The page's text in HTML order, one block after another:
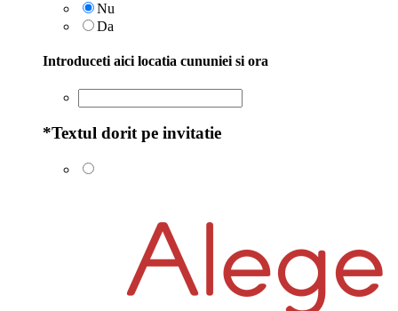
Nu
Da
Introduceti aici locatia cununiei si ora
*Textul dorit pe invitatie